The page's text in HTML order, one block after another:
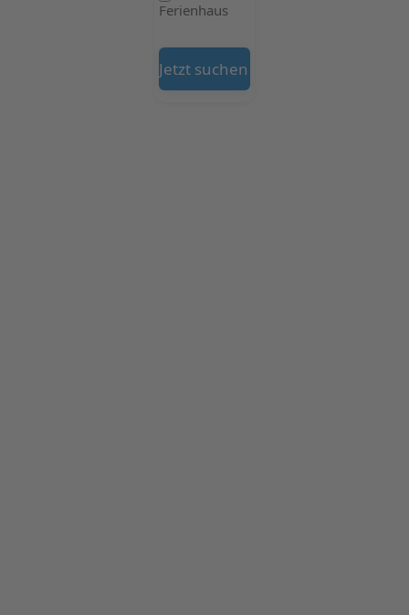
Ferienhaus
Jetzt suchen auf Booking.com